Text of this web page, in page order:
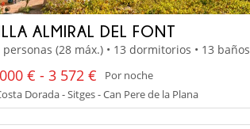
ALMIRAL DEL FONT
personas (28 máx.) • 13 dormitorios • 13 baños
€ - 3 572 €
Por noche
Dorada - Sitges - Can Pere de la Plana